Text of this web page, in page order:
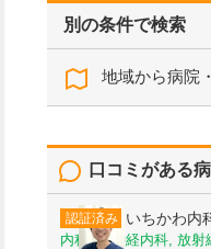
別の条件で検索
地域から病院
口コミがある
認証済み いちかわ内
内科, 脳神経内科, 放射